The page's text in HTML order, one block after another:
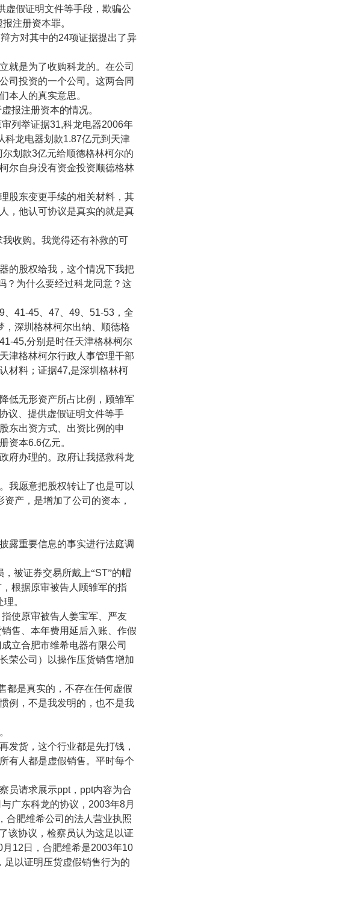
虚假证明文件等手段，欺骗公
注册资本罪。
方对其中的24项证据提出了异
就是为了收购科龙的。在公司
司投资的一个公司。这两合同
本人的真实意思。
报注册资本的情况。
审列举证据31,科龙电器2006年
科龙电器划款1.87亿元到天津
尔划款3亿元给顺德格林柯尔的
尔自身没有资金投资顺德格林
股东变更手续的相关材料，其
，他认可协议是真实的就是真
收购。我觉得还有补救的可
的股权给我，这个情况下我把
？为什么要经过科龙同意？这
41-45 47 49 51-53 ，全
，深圳格林柯尔出纳、顺德格
41-45,分别是时任天津格林柯尔
津格林柯尔行政人事管理干部
材料；证据47,是深圳格林柯
低无形资产所占比例，顾雏军
议、提供虚假证明文件等手
东出资方式、出资比例的申
资本6.6亿元。
府办理的。政府让我拯救科龙
我愿意把股权转让了也是可以
资产，是增加了公司的资本，
露重要信息的事实进行法庭调
，被证券交易所戴上“ST”的帽
根据原审被告人顾雏军的指
。
使原审被告人姜宝军、严友
售、本年费用延后入账、作假
立合肥市维希电器有限公司
荣公司）以操作压货销售增加
都是真实的，不存在任何虚假
例，不是我发明的，也不是我
发货，这个行业都是先打钱，
有人都是虚假销售。平时每个
员请求展示ppt， ppt内容为合
广东科龙的协议， 2003年8月
合肥维希公司的法人营业执照
该协议，检察员认为这足以证
月 12 日，合肥维希是2003年10
足以证明压货虚假销售行为的